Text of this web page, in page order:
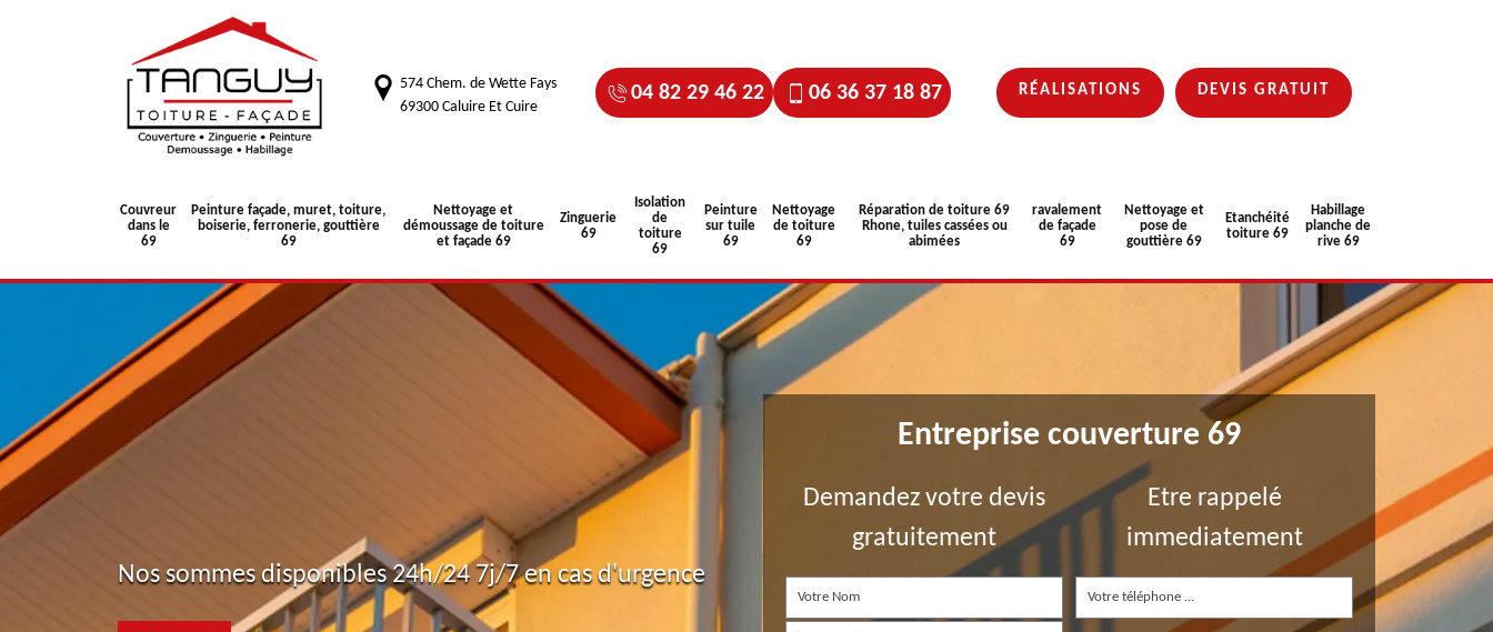
574 Chem. de Wette Fays
69300 Caluire Et Cuire
04 82 29 46 22 06 36 37 18 87 RÉALISATIONS DEVIS GRATUIT
Couvreur
dans le
69
Peinture façade, muret, toiture,
boiserie, ferronerie, gouttière
69
Nettoyage et
démoussage de toiture
et façade 69
Zinguerie
69
Isolation
de
toiture
69
Peinture
sur tuile
69
Nettoyage
de toiture
69
Réparation de toiture 69
Rhone, tuiles cassées ou
abimées
ravalement
de façade
69
Nettoyage et
pose de
gouttière 69
Etanchéité
toiture 69
Habillage
planche de
rive 69
Nos sommes disponibles 24h/24 7j/7 en cas d'urgence
Entreprise couverture 69
Demandez votre devis
gratuitement
Etre rappelé
immediatement